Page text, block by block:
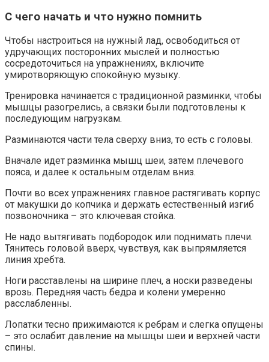
С чего начать и что нужно помнить
Чтобы настроиться на нужный лад, освободиться от
удручающих посторонних мыслей и полностью
сосредоточиться на упражнениях, включите
умиротворяющую спокойную музыку.
Тренировка начинается с традиционной разминки, чтобы
мышцы разогрелись, а связки были подготовлены к
последующим нагрузкам.
Разминаются части тела сверху вниз, то есть с головы.
Вначале идет разминка мышц шеи, затем плечевого
пояса, и далее к остальным отделам вниз.
Почти во всех упражнениях главное растягивать корпус
от макушки до копчика и держать естественный изгиб
позвоночника – это ключевая стойка.
Не надо вытягивать подбородок или поднимать плечи.
Тянитесь головой вверх, чувствуя, как выпрямляется
линия хребта.
Ноги расставлены на ширине плеч, а носки разведены
врозь. Передняя часть бедра и колени умеренно
расслабленны.
Лопатки тесно прижимаются к ребрам и слегка опущены
– это ослабит давление на мышцы шеи и верхней части
спины.